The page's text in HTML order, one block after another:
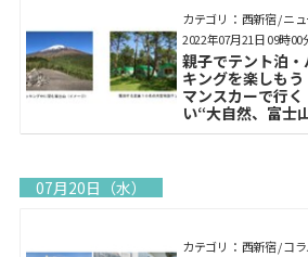
カテゴリ： 西新宿 / ニ
親子でテント泊
キングを楽しも
マンスカーで行
い“大自然、富士
を実施
2022年07月21日 09時00
07月20日（水）
カテゴリ： 西新宿 / コ